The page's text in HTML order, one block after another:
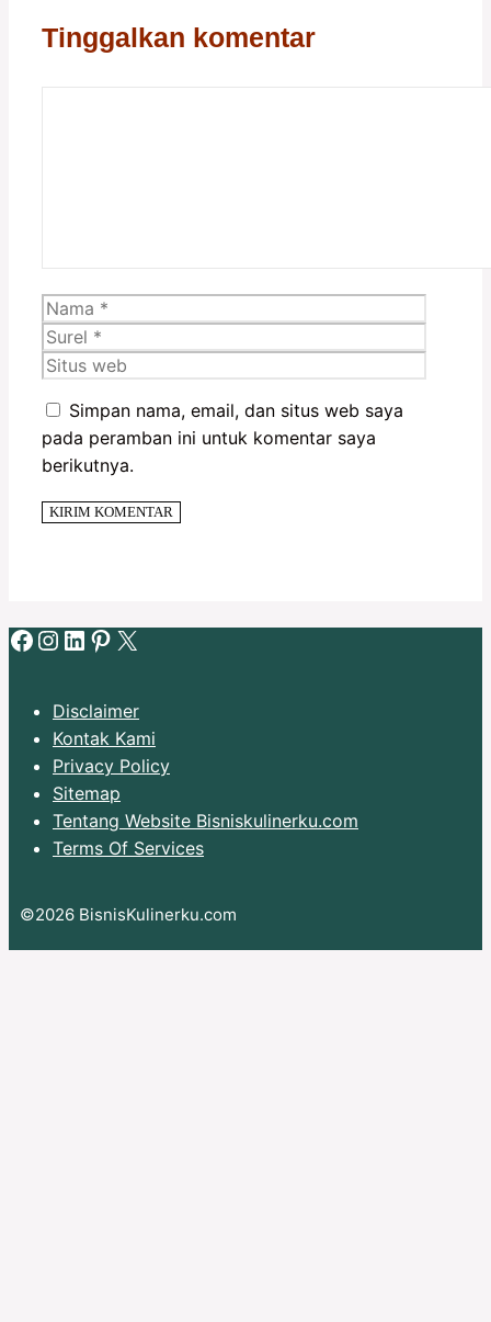
Tinggalkan komentar
Nama
Simpan nama, email, dan situs web saya
pada peramban ini untuk komentar saya
berikutnya.
Facebook
Instagram
LinkedIn
Pinterest
X
Disclaimer
Kontak Kami
Privacy Policy
Sitemap
Tentang Website Bisniskulinerku.com
Terms Of Services
©2026 BisnisKulinerku.com